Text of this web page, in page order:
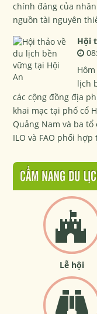
chính đáng của
nguồn tài nguyên
Hội
lịch
các cộng đồng địa
khai mạc tại phố cổ
Quảng Nam và ba tổ
ILO và FAO phối hợp
CẨM NANG DU
Lễ hội